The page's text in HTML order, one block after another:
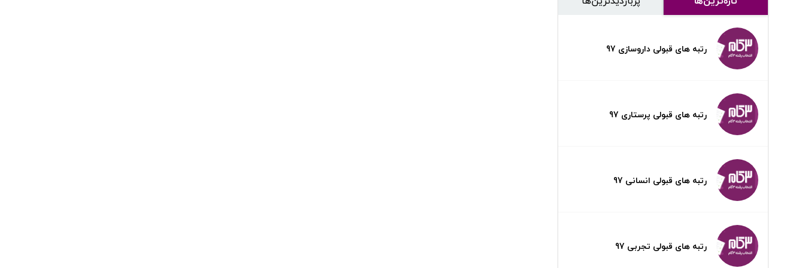
رتبه های قبولی داروسازی 97
رتبه های قبولی پرستاری 97
رتبه های قبولی انسانی 97
رتبه های قبولی تجربی 97